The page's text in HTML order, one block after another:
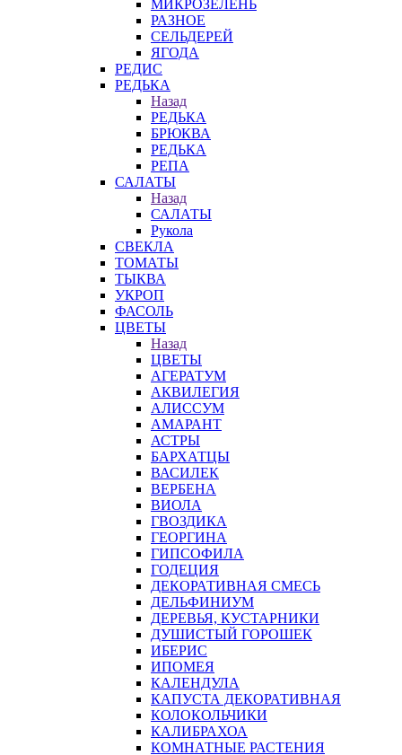
МИКРОЗЕЛЕНЬ
РАЗНОЕ
СЕЛЬДЕРЕЙ
ЯГОДА
РЕДИС
РЕДЬКА
Назад
РЕДЬКА
БРЮКВА
РЕДЬКА
РЕПА
САЛАТЫ
Назад
САЛАТЫ
Рукола
СВЕКЛА
ТОМАТЫ
ТЫКВА
УКРОП
ФАСОЛЬ
ЦВЕТЫ
Назад
ЦВЕТЫ
АГЕРАТУМ
АКВИЛЕГИЯ
АЛИССУМ
АМАРАНТ
АСТРЫ
БАРХАТЦЫ
ВАСИЛЕК
ВЕРБЕНА
ВИОЛА
ГВОЗДИКА
ГЕОРГИНА
ГИПСОФИЛА
ГОДЕЦИЯ
ДЕКОРАТИВНАЯ СМЕСЬ
ДЕЛЬФИНИУМ
ДЕРЕВЬЯ, КУСТАРНИКИ
ДУШИСТЫЙ ГОРОШЕК
ИБЕРИС
ИПОМЕЯ
КАЛЕНДУЛА
КАПУСТА ДЕКОРАТИВНАЯ
КОЛОКОЛЬЧИКИ
КАЛИБРАХОА
КОМНАТНЫЕ РАСТЕНИЯ